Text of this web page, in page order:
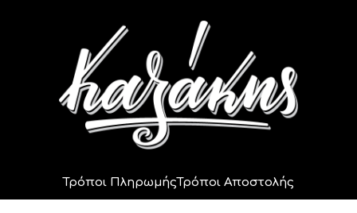
Τρόποι ΠληρωμήςΤρόποι Αποστολής